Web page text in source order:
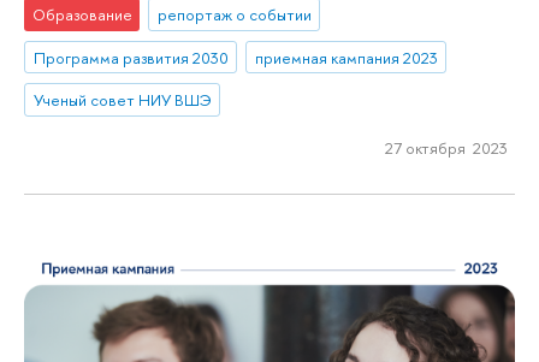
Образование
репортаж о событии
Программа развития 2030
приемная кампания 2023
Ученый совет НИУ ВШЭ
27 октября 2023